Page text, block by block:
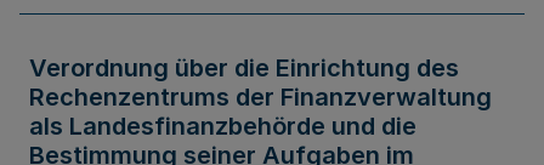
Verordnung über die Einrichtung des
Rechenzentrums der Finanzverwaltung
als Landesfinanzbehörde und die
Bestimmung seiner Aufgaben im